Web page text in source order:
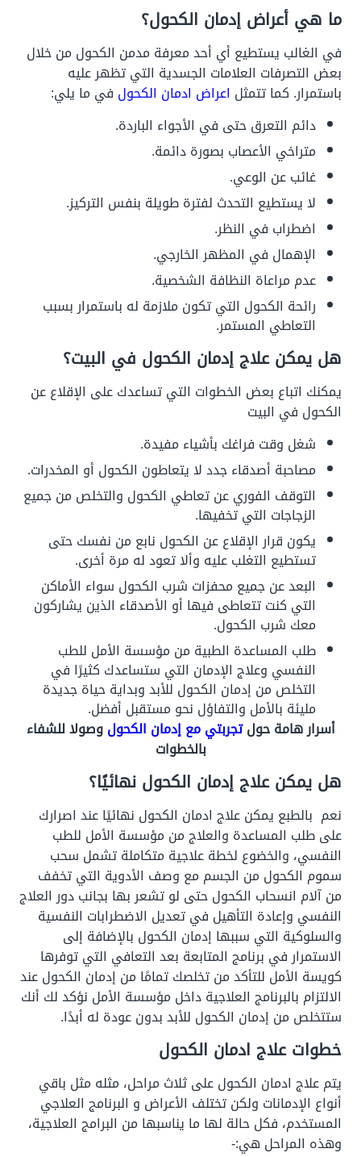
ما هي أعراض إدمان الكحول؟
في الغالب يستطيع أي أحد معرفة مدمن الكحول من خلال
بعض التصرفات العلامات الجسدية التي تظهر عليه
باستمرار. كما تتمثل اعراض ادمان الكحول في ما يلي:
دائم التعرق حتى في الأجواء الباردة.
متراخي الأعصاب بصورة دائمة.
غائب عن الوعي.
لا يستطيع التحدث لفترة طويلة بنفس التركيز.
اضطراب في النظر.
الإهمال في المظهر الخارجي.
عدم مراعاة النظافة الشخصية.
رائحة الكحول التي تكون ملازمة له باستمرار بسبب
التعاطي المستمر.
هل يمكن علاج إدمان الكحول في البيت؟
يمكنك اتباع بعض الخطوات التي تساعدك على الإقلاع عن
الكحول في البيت
شغل وقت فراغك بأشياء مفيدة.
مصاحبة أصدقاء جدد لا يتعاطون الكحول أو المخدرات.
التوقف الفوري عن تعاطي الكحول والتخلص من جميع
الزجاجات التي تخفيها.
يكون قرار الإقلاع عن الكحول نابع من نفسك حتى
تستطيع التغلب عليه وألا تعود له مرة أخرى.
البعد عن جميع محفزات شرب الكحول سواء الأماكن
التي كنت تتعاطى فيها أو الأصدقاء الذين يشاركون
معك شرب الكحول.
طلب المساعدة الطبية من مؤسسة الأمل للطب
النفسي وعلاج الإدمان التي ستساعدك كثيرًا في
التخلص من إدمان الكحول للأبد وبداية حياة جديدة
مليئة بالأمل والتفاؤل نحو مستقبل أفضل.
أسرار هامة حولتجربتي مع إدمان الكحولوصولا للشفاء
بالخطوات
هل يمكن علاج إدمان الكحول نهائيًا؟
نعم بالطبع يمكن علاج ادمان الكحول نهائيًا عند اصرارك
على طلب المساعدة والعلاج من مؤسسة الأمل للطب
النفسي، والخضوع لخطة علاجية متكاملة تشمل سحب
سموم الكحول من الجسم مع وصف الأدوية التي تخفف
من آلام انسحاب الكحول حتى لو تشعر بها بجانب دور العلاج
النفسي وإعادة التأهيل في تعديل الاضطرابات النفسية
والسلوكية التي سببها إدمان الكحول بالإضافة إلى
الاستمرار في برنامج المتابعة بعد التعافي التي توفرها
كويسة الأمل للتأكد من تخلصك تمامًا من إدمان الكحول عند
الالتزام بالبرنامج العلاجية داخل مؤسسة الأمل نؤكد لك أنك
ستتخلص من إدمان الكحول للأبد بدون عودة له أبدًا.
خطوات علاج ادمان الكحول
يتم علاج ادمان الكحول على ثلاث مراحل، مثله مثل باقي
أنواع الإدمانات ولكن تختلف الأعراض و البرنامج العلاجي
المستخدم، فكل حالة لها ما يناسبها من البرامج العلاجية،
وهذه المراحل هي:-